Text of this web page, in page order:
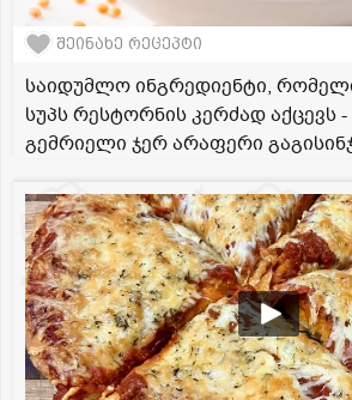
შეინახე რეცეპტი
საიდუმლო ინგრედიენტი,
სუპს რესტორნის კერძად აქცევს -
გემრიელი ჯერ არაფერი